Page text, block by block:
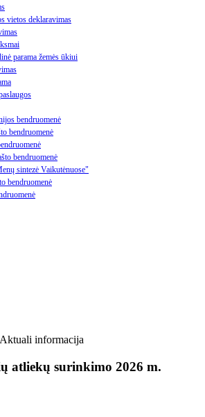
vietos deklaravimas
parama žemės ūkiui
bendruomenė
bendruomenė
bendruomenė
sintezė Vaikutėnuose"
bendruomenė
Aktuali informacija
atliekų surinkimo 2026 m.